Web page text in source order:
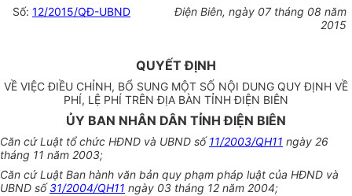
Số: 12/2015/QĐ-UBND
Điện Biên, ngày 07 tháng 08 năm
2015
QUYẾT ĐỊNH
VỀ VIỆC ĐIỀU CHỈNH, BỔ SUNG MỘT SỐ NỘI DUNG QUY ĐỊNH VỀ
PHÍ, LỆ PHÍ TRÊN ĐỊA BÀN TỈNH ĐIỆN BIÊN
ỦY BAN NHÂN DÂN TỈNH ĐIỆN BIÊN
Căn cứ Luật tổ chức HĐND và UBND số11/2003/QH11 ngày 26
tháng 11 năm 2003;
Căn cứ Luật Ban hành văn bản quy phạm pháp luật của HĐND và
UBND số31/2004/QH11 ngày 03 tháng 12 năm 2004;